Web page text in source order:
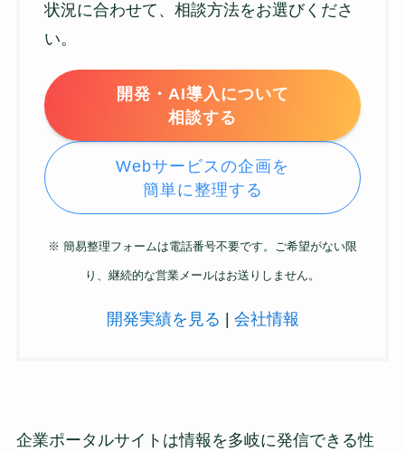
状況に合わせて、相談方法をお選びくださ
い。
開発・AI導入について
相談する
Webサービスの企画を
簡単に整理する
※ 簡易整理フォームは電話番号不要です。ご希望がない限
り、継続的な営業メールはお送りしません。
開発実績を見る | 会社情報
企業ポータルサイトは情報を多岐に発信できる性